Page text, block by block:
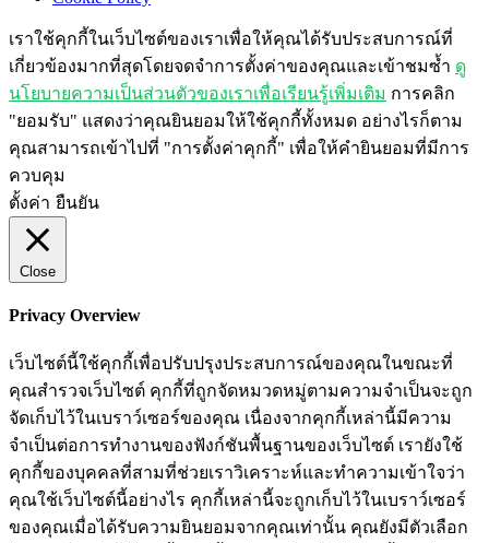
เราใช้คุกกี้ในเว็บไซต์ของเราเพื่อให้คุณได้รับประสบการณ์ที่
เกี่ยวข้องมากที่สุดโดยจดจำการตั้งค่าของคุณและเข้าชมซ้ำ ดู
นโยบายความเป็นส่วนตัวของเราเพื่อเรียนรู้เพิ่มเติม การคลิก
"ยอมรับ" แสดงว่าคุณยินยอมให้ใช้คุกกี้ทั้งหมด อย่างไรก็ตาม
คุณสามารถเข้าไปที่ "การตั้งค่าคุกกี้" เพื่อให้คำยินยอมที่มีการ
ควบคุม
ตั้งค่า ยืนยัน
Close
Privacy Overview
เว็บไซต์นี้ใช้คุกกี้เพื่อปรับปรุงประสบการณ์ของคุณในขณะที่
คุณสำรวจเว็บไซต์ คุกกี้ที่ถูกจัดหมวดหมู่ตามความจำเป็นจะถูก
จัดเก็บไว้ในเบราว์เซอร์ของคุณ เนื่องจากคุกกี้เหล่านี้มีความ
จำเป็นต่อการทำงานของฟังก์ชันพื้นฐานของเว็บไซต์ เรายังใช้
คุกกี้ของบุคคลที่สามที่ช่วยเราวิเคราะห์และทำความเข้าใจว่า
คุณใช้เว็บไซต์นี้อย่างไร คุกกี้เหล่านี้จะถูกเก็บไว้ในเบราว์เซอร์
ของคุณเมื่อได้รับความยินยอมจากคุณเท่านั้น คุณยังมีตัวเลือก